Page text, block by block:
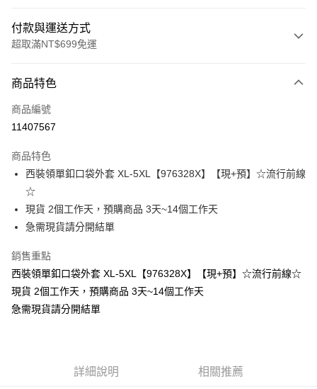
付款與運送方式
超取滿NT$699免運
信用卡一次付款
超商取貨付款
Apple Pay
街口支付
悠遊付
Google Pay
全支付
1.本服務由台灣大哥大提供，台灣大哥大用戶可立即使用無須另外申請。
AFTEE先享後付
商品特色
商品編號
11407567
商品特色
西裝領單釦口袋外套 XL-5XL【976328X】【現+預】☆流行前線
☆
現貨 2個工作天，預購商品 3天~14個工作天
急需現貨請分開結單
銷售重點
西裝領單釦口袋外套 XL-5XL【976328X】【現+預】☆流行前線☆
現貨 2個工作天，預購商品 3天~14個工作天
急需現貨請分開結單
詳細說明 相關推薦